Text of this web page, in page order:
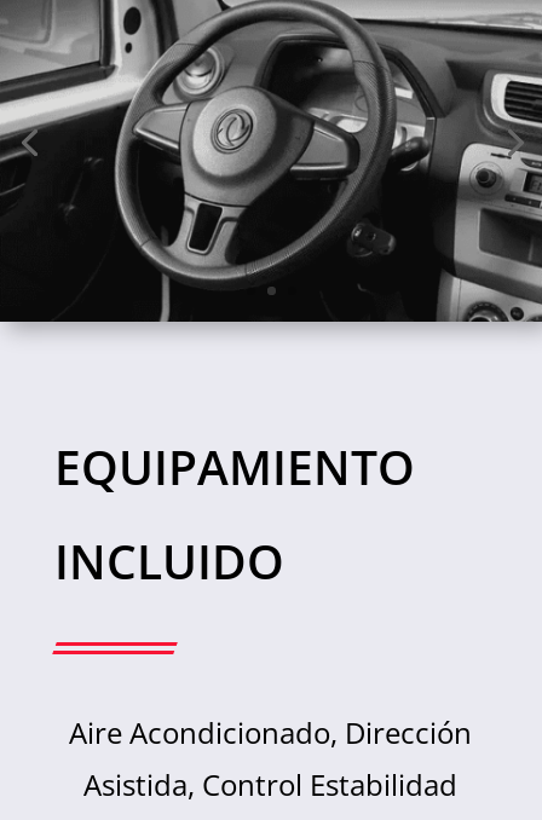
EQUIPAMIENTO
INCLUIDO
Aire Acondicionado, Dirección
Asistida, Control Estabilidad